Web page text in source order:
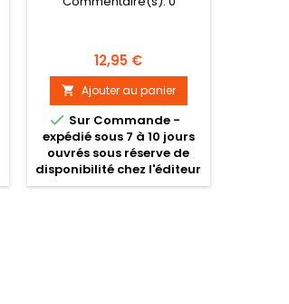
Prix
12,95 €
 Ajouter au panier
 Sur Commande -
expédié sous 7 à 10 jours
ouvrés sous réserve de
disponibilité chez l'éditeur